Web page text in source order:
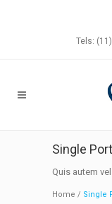
Tels:
Single
Quis autem
Home / Single